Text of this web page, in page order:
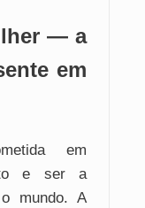
— a
em
em
e ser a
mundo. A